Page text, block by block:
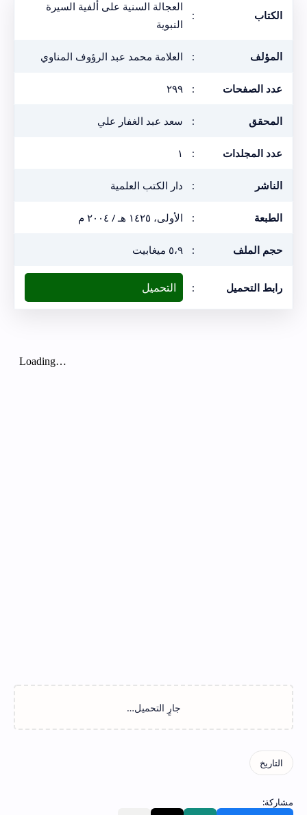
الكتاب :
العجالة السنية على ألفية السيرة
النبوية
المؤلف : العلامة محمد عبد الرؤوف المناوي
عدد الصفحات : ٢٩٩
المحقق : سعد عبد الغفار علي
عدد المجلدات : ١
الناشر : دار الكتب العلمية
الطبعة : الأولى، ١٤٢٥ هـ / ٢٠٠٤ م
حجم الملف : ٥،٩ ميغابيت
رابط التحميل : التحميل